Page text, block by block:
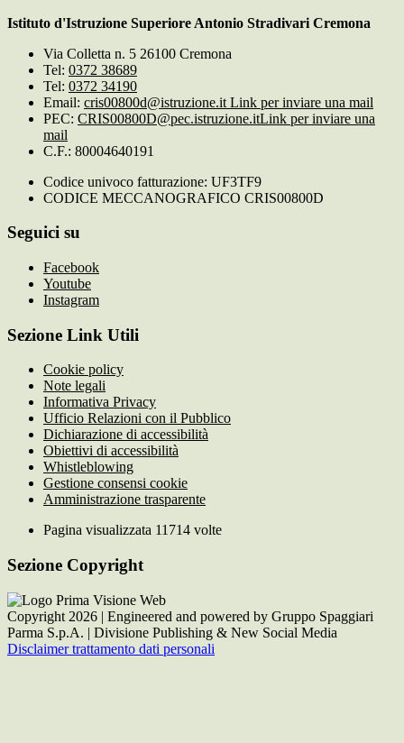
Istituto d'Istruzione Superiore Antonio Stradivari Cremona
Via Colletta n. 5 26100 Cremona
Tel: 0372 38689
Tel: 0372 34190
Email: cris00800d@istruzione.it Link per inviare una mail
PEC: CRIS00800D@pec.istruzione.itLink per inviare una
mail
C.F.: 80004640191
Codice univoco fatturazione: UF3TF9
CODICE MECCANOGRAFICO CRIS00800D
Seguici su
Facebook
Youtube
Instagram
Sezione Link Utili
Cookie policy
Note legali
Informativa Privacy
Ufficio Relazioni con il Pubblico
Dichiarazione di accessibilità
Obiettivi di accessibilità
Whistleblowing
Gestione consensi cookie
Amministrazione trasparente
Pagina visualizzata 11714 volte
Sezione Copyright
Copyright 2026 | Engineered and powered by Gruppo Spaggiari
Parma S.p.A. | Divisione Publishing & New Social Media
Disclaimer trattamento dati personali